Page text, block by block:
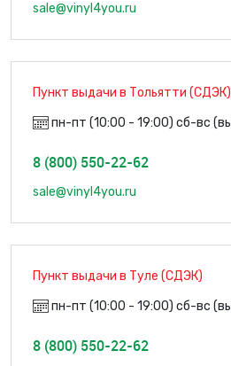
sale@vinyl4you.ru
Пункт выдачи в Тольятти (СДЭК)
пн-пт (10:00 - 19:00) сб-вс
8 (800) 550-22-62
sale@vinyl4you.ru
Пункт выдачи в Туле (СДЭК)
пн-пт (10:00 - 19:00) сб-вс
8 (800) 550-22-62